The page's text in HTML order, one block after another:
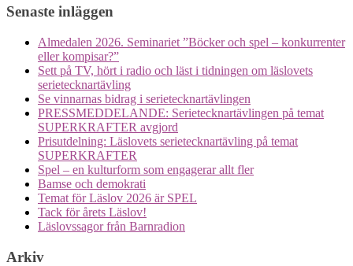
Senaste inläggen
Almedalen 2026. Seminariet ”Böcker och spel – konkurrenter
eller kompisar?”
Sett på TV, hört i radio och läst i tidningen om läslovets
serietecknartävling
Se vinnarnas bidrag i serietecknartävlingen
PRESSMEDDELANDE: Serietecknartävlingen på temat
SUPERKRAFTER avgjord
Prisutdelning: Läslovets serietecknartävling på temat
SUPERKRAFTER
Spel – en kulturform som engagerar allt fler
Bamse och demokrati
Temat för Läslov 2026 är SPEL
Tack för årets Läslov!
Läslovssagor från Barnradion
Arkiv